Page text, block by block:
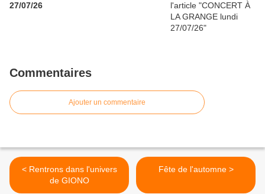
27/07/26
Commentaires
Ajouter un commentaire
< Rentrons dans l'univers
de GIONO
Fête de l'automne >